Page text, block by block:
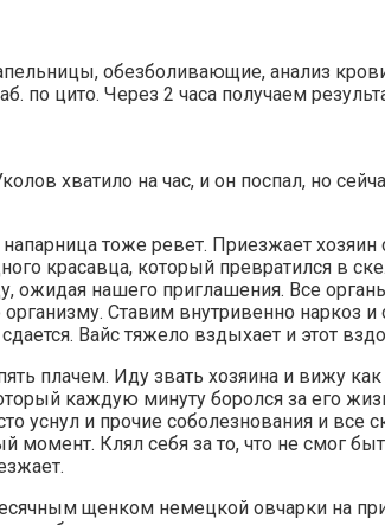
обезболивающие, анализ
по цито. Через 2 часа получаем
хватило на час, и он поспал, но
тоже ревет. Приезжает хозяин
красавца, который превратился в
ожидая нашего приглашения. Все
Ставим внутривенно наркоз и
Вайс тяжело вздыхает и этот
плачем. Иду звать хозяина и вижу
каждую минуту боролся за его
уснул и прочие соболезнования и все
момент. Клял себя за то, что не смог
щенком немецкой овчарки на